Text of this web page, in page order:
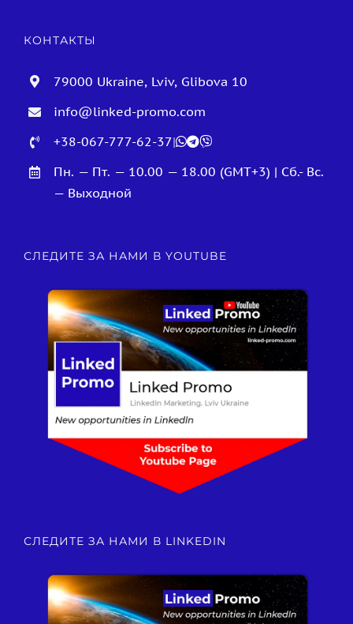
КОНТАКТЫ
79000 Ukraine, Lviv, Glibova 10
info@linked-promo.com
+38-067-777-62-37|
Пн. — Пт. — 10.00 — 18.00 (GMT+3) | Сб.- Вс.
— Выходной
СЛЕДИТЕ ЗА НАМИ В YOUTUBE
СЛЕДИТЕ ЗА НАМИ В LINKEDIN